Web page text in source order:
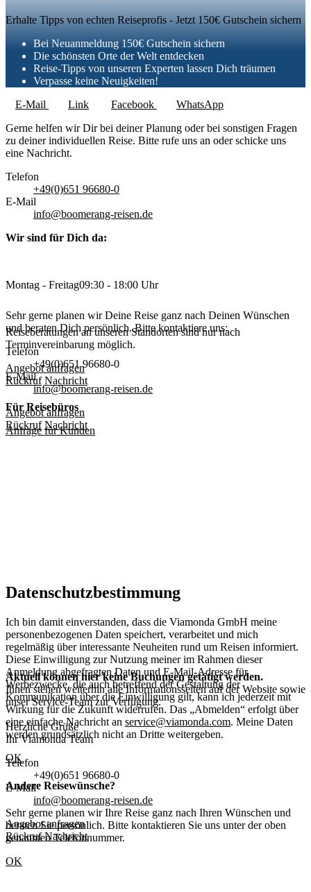
Erhalte Tipps von echten Reiseprofis - Jetzt 150€ Gutschein sichern
Bei Neuanmeldung 150€ Gutschein sichern
Die schönsten Orte der Welt entdecken
Reise-Tipps von unseren Experten lassen Dich träumen
Verpasse keine Neuigkeiten!
E-Mail
Link Facebook
WhatsApp
Gerne helfen wir Dir bei deiner Planung oder bei sonstigen Fragen
zu deiner individuellen Reise. Bitte rufe uns an oder schicke uns
eine Nachricht.
Telefon
+49(0)651 96680-0
E-Mail
info@boomerang-reisen.de
Wir sind für Dich da:
Montag - Freitag09:30 - 18:00 Uhr
Reiseberatungen an unseren Standorten sind nur nach
Terminvereinbarung möglich.
Angebot anfragen
Rückruf Nachricht
Für Reisebüros
Anfrage für Kunden
Sehr gerne planen wir Deine Reise ganz nach Deinen Wünschen
und beraten Dich persönlich. Bitte kontaktiere uns:
Telefon
+49(0)651 96680-0
E-Mail
info@boomerang-reisen.de
Angebot anfragen
Rückruf Nachricht
Datenschutzbestimmung
Ich bin damit einverstanden, dass die Viamonda GmbH meine
personenbezogenen Daten speichert, verarbeitet und mich
regelmäßig über interessante Neuheiten rund um Reisen informiert.
Diese Einwilligung zur Nutzung meiner im Rahmen dieser
Anmeldung abgefragten Daten und E-Mail-Adresse für
Werbezwecke, die auch betreffend der Gestaltung der
Kommunikation über die Einwilligung gilt, kann ich jederzeit mit
Wirkung für die Zukunft widerrufen. Das „Abmelden“ erfolgt über
eine einfache Nachricht an service@viamonda.com. Meine Daten
werden grundsätzlich nicht an Dritte weitergeben.
OK
Andere Reisewünsche?
Sehr gerne planen wir Ihre Reise ganz nach Ihren Wünschen und
beraten Sie persönlich. Bitte kontaktieren Sie uns unter der oben
genannten Telefonnummer.
OK
Aktuell können hier keine Buchungen getätigt werden.
Ihnen stehen weiterhin alle Informationsseiten auf der Website sowie
unser Service-Team zur Verfügung.
Herzliche Grüße
Ihr Viamonda Team
Telefon
+49(0)651 96680-0
E-Mail
info@boomerang-reisen.de
Angebot anfragen
Rückruf Nachricht